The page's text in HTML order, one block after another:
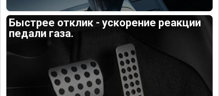
Быстрее отклик - ускорение реакции
педали газа.